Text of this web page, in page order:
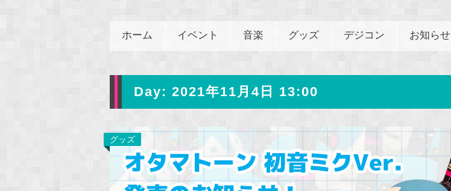
ホーム イベント 音楽 グッズ デジコン お知らせ
Day: 2021年11月4日 13:00
グッズ